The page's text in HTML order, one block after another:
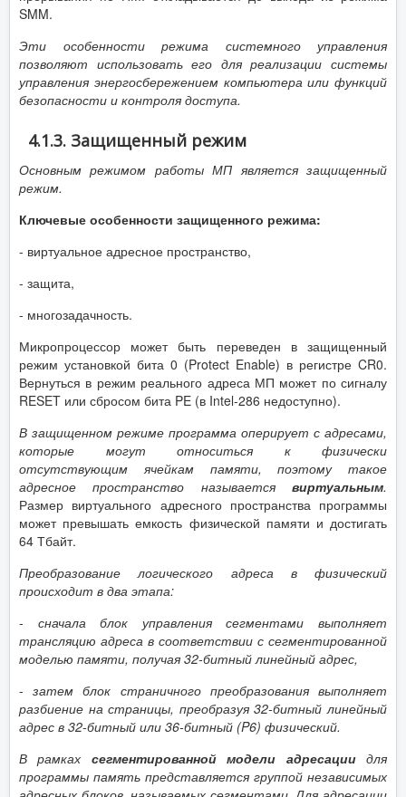
SMM.
Эти особенности режима системного управления
позволяют использовать его для реализации системы
управления энергосбережением компьютера или функций
безопасности и контроля доступа.
4.1.3. Защищенный режим
Основным режимом работы МП является защищенный
режим.
Ключевые особенности защищенного режима:
- виртуальное адресное пространство,
- защита,
- многозадачность.
Микропроцессор может быть переведен в защищенный
режим установкой бита 0 (Protect Enable) в регистре CR0.
Вернуться в режим реального адреса МП может по сигналу
RESET или сбросом бита PE (в Intel-286 недоступно).
В защищенном режиме программа оперирует с адресами,
которые могут относиться к физически
отсутствующим ячейкам памяти, поэтому такое
адресное пространство называется виртуальным.
Размер виртуального адресного пространства программы
может превышать емкость физической памяти и достигать
64 Тбайт.
Преобразование логического адреса в физический
происходит в два этапа:
- сначала блок управления сегментами выполняет
трансляцию адреса в соответствии с сегментированной
моделью памяти, получая 32-битный линейный адрес,
-затем блок страничного преобразования выполняет
разбиение на страницы, преобразуя 32-битный линейный
адрес в 32-битный или 36-битный (P6) физический.
В рамках сегментированной модели адресациидля
программы память представляется группой независимых